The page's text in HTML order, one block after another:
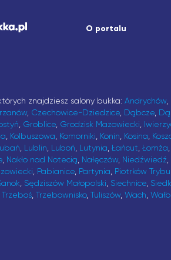
O portalu
znajdziesz salony bukka: Andrychów,
, Czechowice-Dziedzice, Dąbcze,
Groblice Grodzisk Mazowiecki
Kolbuszowa Komorniki Konin Kosina
Lublin Luboń Lutynia Łańcut Łomża
, Nakło nad Notecią Nałęczów, Niedźwiedź
Pabianice, Partynia Piotrków
Sędziszów Małopolski Siechnice,
Trzeboś Trzebownisko, Tuliszów Wach